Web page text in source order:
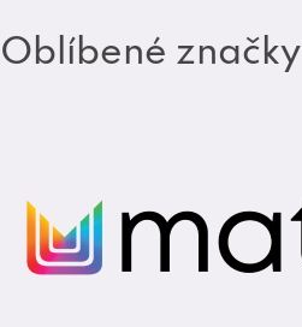
Oblíbené značky